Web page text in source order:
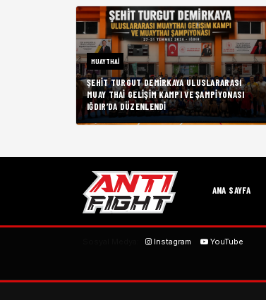
MUAYTHAI
ŞEHIT TURGUT DEMIRKAYA ULUSLARARASI
MUAY THAI GELIŞIM KAMPI VE ŞAMPIYONASI
IĞDIR’DA DÜZENLENDI
ANA SAYFA
Instagram YouTube